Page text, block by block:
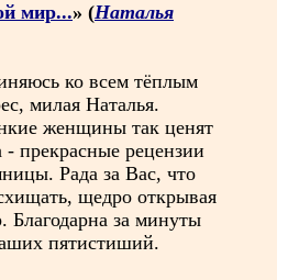
мир...» (Наталья
ко всем тёплым
милая Наталья.
женщины так ценят
прекрасные рецензии
Рада за Вас, что
щедро открывая
за минуты
пятистиший.